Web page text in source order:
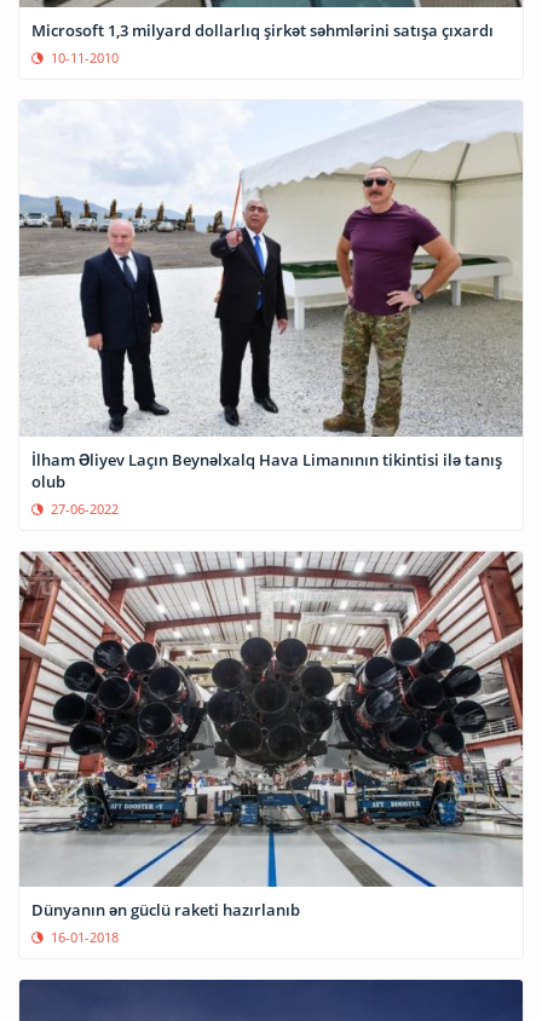
Microsoft 1,3 milyard dollarlıq şirkət səhmlərini satışa çıxardı
10-11-2010
İlham Əliyev Laçın Beynəlxalq Hava Limanının tikintisi ilə tanış
olub
27-06-2022
Dünyanın ən güclü raketi hazırlanıb
16-01-2018